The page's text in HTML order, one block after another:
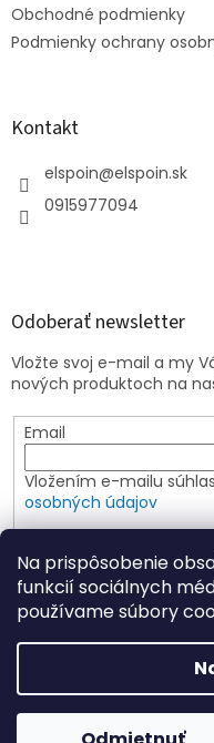
Na prispôsobenie
funkcií sociálnych
používame súbory
Obchodné podmienky
Podmienky ochrany
Kontakt
elspoin@elspoin.sk
0915977094
Odoberať newsletter
Vložte svoj e-mail a my
nových produktoch na
Email
Vložením e-mailu
osobných údajov
PRIHLÁSIŤ SA
Copyright 2026Elspoin